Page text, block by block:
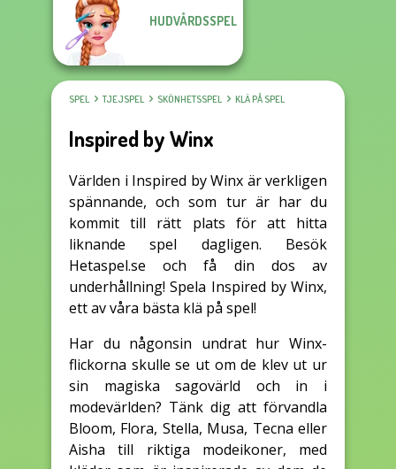
HUDVÅRDSSPEL
SPEL TJEJSPEL SKÖNHETSSPEL KLÄ PÅ SPEL
Inspired by Winx
Världen i Inspired by Winx är verkligen
spännande, och som tur är har du
kommit till rätt plats för att hitta
liknande spel dagligen. Besök
Hetaspel.se och få din dos av
underhållning! Spela Inspired by Winx,
ett av våra bästa klä på spel!
Har du någonsin undrat hur Winx-
flickorna skulle se ut om de klev ut ur
sin magiska sagovärld och in i
modevärlden? Tänk dig att förvandla
Bloom, Flora, Stella, Musa, Tecna eller
Aisha till riktiga modeikoner, med